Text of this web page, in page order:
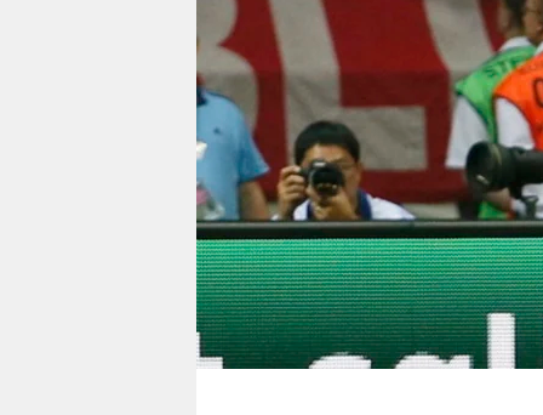
verlag
verlag
veranstaltungen
shop
fragen & hilfe
unterstützen
abo
genossenschaft